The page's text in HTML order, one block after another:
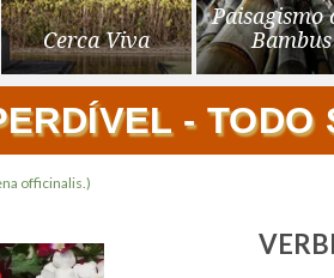
Cerca Viva
Paisagismo
Bambus
-
officinalis.)